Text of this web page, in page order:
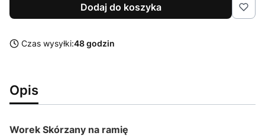
Dodaj do koszyka
Czas wysyłki:48 godzin
Opis
Worek Skórzany na ramię